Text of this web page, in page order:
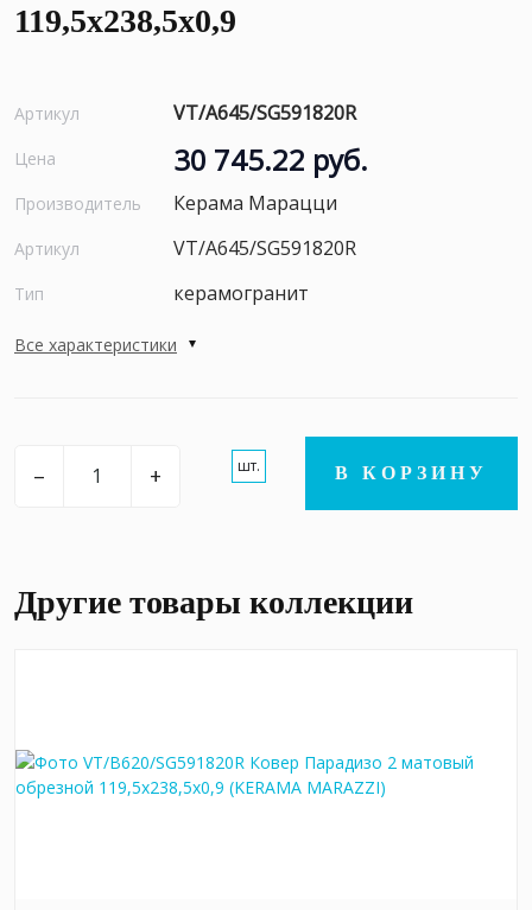
119,5x238,5x0,9
Артикул VT/A645/SG591820R
Цена 30 745.22 руб.
Производитель Керама Марацци
Артикул VT/A645/SG591820R
Тип керамогранит
Все характеристики
– + шт. В КОРЗИНУ
Другие товары коллекции